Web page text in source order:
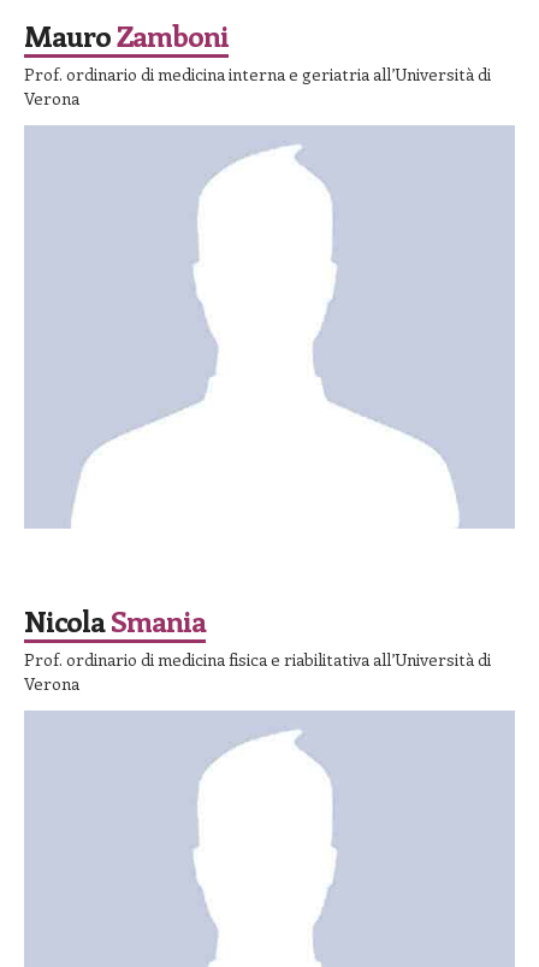
MauroZamboni
Prof. ordinario di medicina interna e geriatria all’Università di
Verona
NicolaSmania
Prof. ordinario di medicina fisica e riabilitativa all’Università di
Verona